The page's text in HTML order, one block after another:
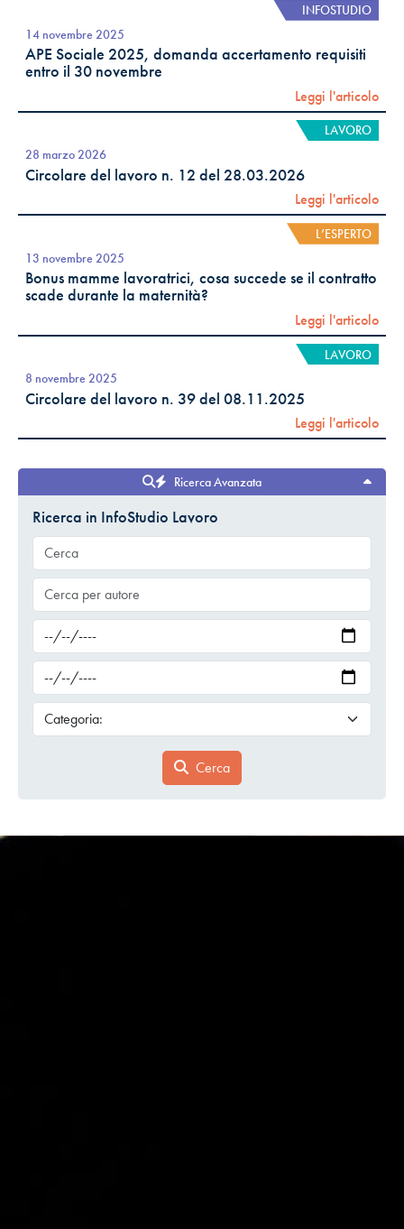
INFOSTUDIO
14 novembre 2025
APE Sociale 2025, domanda accertamento requisiti
entro il 30 novembre
Leggi l'articolo
LAVORO
28 marzo 2026
Circolare del lavoro n. 12 del 28.03.2026
Leggi l'articolo
L’ESPERTO
13 novembre 2025
Bonus mamme lavoratrici, cosa succede se il contratto
scade durante la maternità?
Leggi l'articolo
LAVORO
8 novembre 2025
Circolare del lavoro n. 39 del 08.11.2025
Leggi l'articolo
Ricerca Avanzata
Ricerca in InfoStudio Lavoro
Cerca